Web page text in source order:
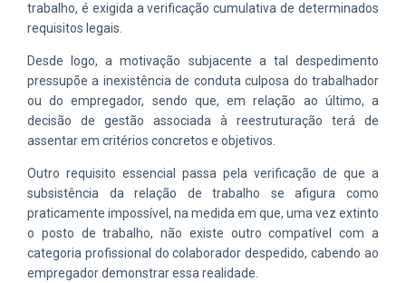
trabalho, é exigida a verificação cumulativa de determinados
requisitos legais.
Desde logo, a motivação subjacente a tal despedimento
pressupõe a inexistência de conduta culposa do trabalhador
ou do empregador, sendo que, em relação ao último, a
decisão de gestão associada à reestruturação terá de
assentar em critérios concretos e objetivos.
Outro requisito essencial passa pela verificação de que a
subsistência da relação de trabalho se afigura como
praticamente impossível, na medida em que, uma vez extinto
o posto de trabalho, não existe outro compatível com a
categoria profissional do colaborador despedido, cabendo ao
empregador demonstrar essa realidade.